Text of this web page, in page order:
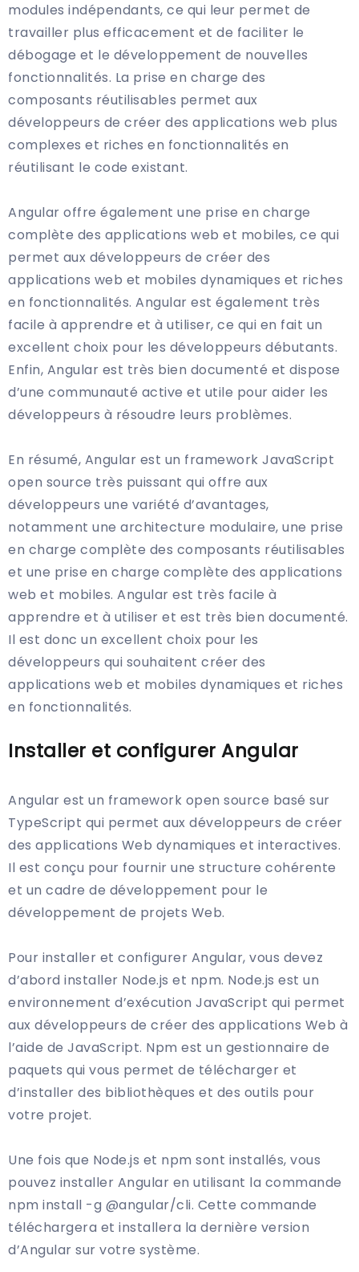
modules indépendants, ce qui leur permet de
travailler plus efficacement et de faciliter le
débogage et le développement de nouvelles
fonctionnalités. La prise en charge des
composants réutilisables permet aux
développeurs de créer des applications web plus
complexes et riches en fonctionnalités en
réutilisant le code existant.
Angular offre également une prise en charge
complète des applications web et mobiles, ce qui
permet aux développeurs de créer des
applications web et mobiles dynamiques et riches
en fonctionnalités. Angular est également très
facile à apprendre et à utiliser, ce qui en fait un
excellent choix pour les développeurs débutants.
Enfin, Angular est très bien documenté et dispose
d’une communauté active et utile pour aider les
développeurs à résoudre leurs problèmes.
En résumé, Angular est un framework JavaScript
open source très puissant qui offre aux
développeurs une variété d’avantages,
notamment une architecture modulaire, une prise
en charge complète des composants réutilisables
et une prise en charge complète des applications
web et mobiles. Angular est très facile à
apprendre et à utiliser et est très bien documenté.
Il est donc un excellent choix pour les
développeurs qui souhaitent créer des
applications web et mobiles dynamiques et riches
en fonctionnalités.
Installer et configurer Angular
Angular est un framework open source basé sur
TypeScript qui permet aux développeurs de créer
des applications Web dynamiques et interactives.
Il est conçu pour fournir une structure cohérente
et un cadre de développement pour le
développement de projets Web.
Pour installer et configurer Angular, vous devez
d’abord installer Node.js et npm. Node.js est un
environnement d’exécution JavaScript qui permet
aux développeurs de créer des applications Web à
l’aide de JavaScript. Npm est un gestionnaire de
paquets qui vous permet de télécharger et
d’installer des bibliothèques et des outils pour
votre projet.
Une fois que Node.js et npm sont installés, vous
pouvez installer Angular en utilisant la commande
npm install -g @angular/cli. Cette commande
téléchargera et installera la dernière version
d’Angular sur votre système.